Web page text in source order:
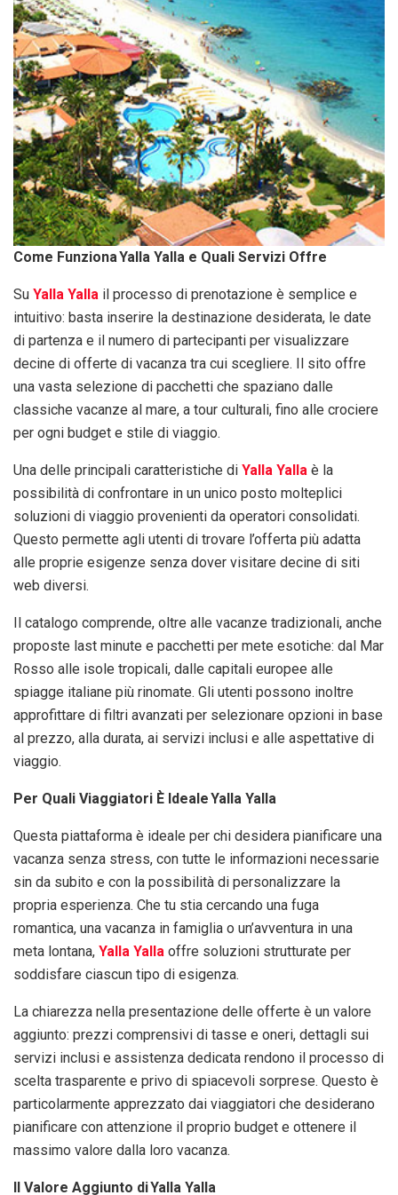
Come Funziona Yalla Yalla e Quali Servizi Offre
Su Yalla Yalla il processo di prenotazione è semplice e
intuitivo: basta inserire la destinazione desiderata, le date
di partenza e il numero di partecipanti per visualizzare
decine di offerte di vacanza tra cui scegliere. Il sito offre
una vasta selezione di pacchetti che spaziano dalle
classiche vacanze al mare, a tour culturali, fino alle crociere
per ogni budget e stile di viaggio.
Una delle principali caratteristiche di Yalla Yalla è la
possibilità di confrontare in un unico posto molteplici
soluzioni di viaggio provenienti da operatori consolidati.
Questo permette agli utenti di trovare l’offerta più adatta
alle proprie esigenze senza dover visitare decine di siti
web diversi.
Il catalogo comprende, oltre alle vacanze tradizionali, anche
proposte last minute e pacchetti per mete esotiche: dal Mar
Rosso alle isole tropicali, dalle capitali europee alle
spiagge italiane più rinomate. Gli utenti possono inoltre
approfittare di filtri avanzati per selezionare opzioni in base
al prezzo, alla durata, ai servizi inclusi e alle aspettative di
viaggio.
Per Quali Viaggiatori È Ideale Yalla Yalla
Questa piattaforma è ideale per chi desidera pianificare una
vacanza senza stress, con tutte le informazioni necessarie
sin da subito e con la possibilità di personalizzare la
propria esperienza. Che tu stia cercando una fuga
romantica, una vacanza in famiglia o un’avventura in una
meta lontana, Yalla Yalla offre soluzioni strutturate per
soddisfare ciascun tipo di esigenza.
La chiarezza nella presentazione delle offerte è un valore
aggiunto: prezzi comprensivi di tasse e oneri, dettagli sui
servizi inclusi e assistenza dedicata rendono il processo di
scelta trasparente e privo di spiacevoli sorprese. Questo è
particolarmente apprezzato dai viaggiatori che desiderano
pianificare con attenzione il proprio budget e ottenere il
massimo valore dalla loro vacanza.
Il Valore Aggiunto di Yalla Yalla